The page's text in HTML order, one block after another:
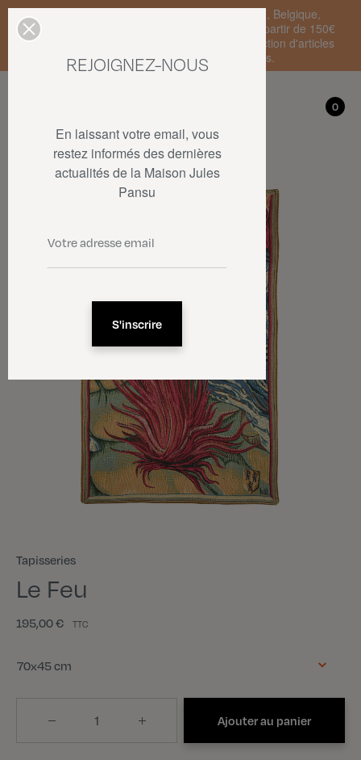
Livraison standard en France Métropolitaine, Belgique,
Luxembourg, Pays-Bas et Allemagne offerte à partir de 150€
d'achat • SOLDES : jusqu'à -50% sur une sélection d'articles
dans la limite des stocks disponibles.
0
Mon compte
0
Tapisseries
Le Feu
195,00 € TTC
70x45 cm
Ajouter au panier
En laissant votre email, vous
restez informés des dernières
actualités de la Maison Jules
Pansu
REJOIGNEZ-NOUS